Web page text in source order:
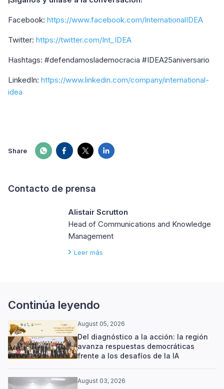
Facebook: https://www.facebook.com/InternationalIDEA
Twitter: https://twitter.com/Int_IDEA
Hashtags: #defendamoslademocracia #IDEA25aniversario
LinkedIn: https://www.linkedin.com/company/international-
idea
Share
Contacto de prensa
Alistair Scrutton
Head of Communications and Knowledge
Management
Leer más
Continúa leyendo
August 05, 2026
Del diagnóstico a la acción: la región
avanza respuestas democráticas
frente a los desafíos de la IA
August 03, 2026